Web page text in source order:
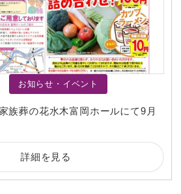
お知らせ・イベント
族葬の花水木富岡ホールにて9月
詳細を見る